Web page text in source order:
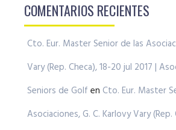
COMENTARIOS RECIENTES
Cto. Eur. Master Senior de las
Vary (Rep. Checa), 18-20 jul 2017 |
Seniors de Golf en Cto. Eur. Master
Asociaciones, G. C. Karlovy Vary (Rep.